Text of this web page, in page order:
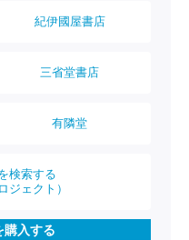
紀伊國屋書店
三省堂書店
有隣堂
検索する
ジェクト）
購入する